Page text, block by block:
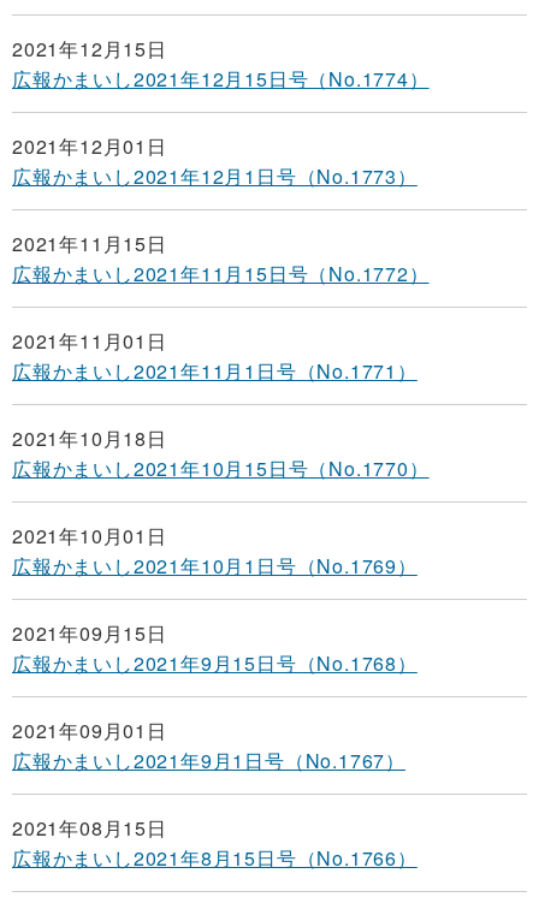
2021年12月15日
広報かまいし2021年12月15日号（No.1774）
2021年12月01日
広報かまいし2021年12月1日号（No.1773）
2021年11月15日
広報かまいし2021年11月15日号（No.1772）
2021年11月01日
広報かまいし2021年11月1日号（No.1771）
2021年10月18日
広報かまいし2021年10月15日号（No.1770）
2021年10月01日
広報かまいし2021年10月1日号（No.1769）
2021年09月15日
広報かまいし2021年9月15日号（No.1768）
2021年09月01日
広報かまいし2021年9月1日号（No.1767）
2021年08月15日
広報かまいし2021年8月15日号（No.1766）